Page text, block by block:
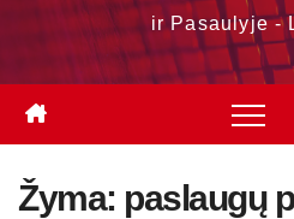
ir Pasaulyje -
Žyma: paslaugų